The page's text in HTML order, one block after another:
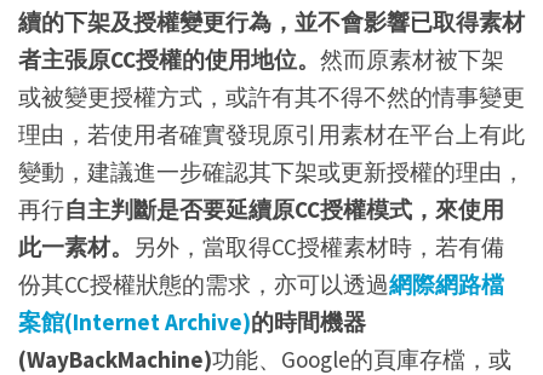
續的下架及授權變更行為，並不會影響已取得素材
者主張原CC授權的使用地位。 然而原素材被下架
或被變更授權方式，或許有其不得不然的情事變更
理由，若使用者確實發現原引用素材在平台上有此
變動，建議進一步確認其下架或更新授權的理由，
再行自主判斷是否要延續原CC授權模式，來使用
此一素材。
另外，當取得CC授權素材時，若有備
份其CC授權狀態的需求，亦可以透過網際網路檔
案館(Internet Archive)的時間機器
(WayBackMachine)功能、Google的頁庫存檔，或